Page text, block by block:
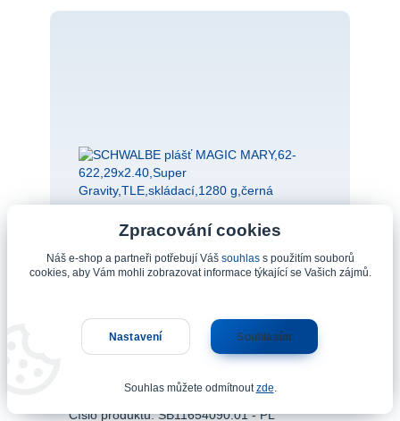
1 995 Kč
- 24 %
SCHWALBE plášť MAGIC MARY,62-
Číslo produktu: SB11654090.01 - PL
Zpracování cookies
Náš e-shop a partneři potřebují Váš souhlass použitím souborů
cookies, aby Vám mohli zobrazovat informace týkající se Vašich zájmů.
Nastavení Souhlasím
Souhlas můžete odmítnoutzde